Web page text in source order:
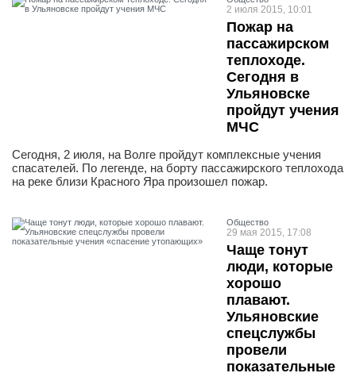
2 июля 2015, 10:01
Пожар на
пассажирском
теплоходе.
Сегодня в
Ульяновске
пройдут учения
МЧС
Сегодня, 2 июля, на Волге пройдут комплексные учения
спасателей. По легенде, на борту пассажирского теплохода
на реке близи Красного Яра произошел пожар.
Общество
29 мая 2015, 17:08
Чаще тонут
люди, которые
хорошо
плавают.
Ульяновские
спецслужбы
провели
показательные